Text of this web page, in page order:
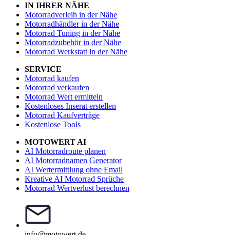
IN IHRER NÄHE
Motorradverleih in der Nähe
Motorradhändler in der Nähe
Motorrad Tuning in der Nähe
Motorradzubehör in der Nähe
Motorrad Werkstatt in der Nähe
SERVICE
Motorrad kaufen
Motorrad verkaufen
Motorrad Wert ermitteln
Kostenloses Inserat erstellen
Motorrad Kaufverträge
Kostenlose Tools
MOTOWERT AI
AI Motorradroute planen
AI Motorradnamen Generator
AI Wertermittlung ohne Email
Kreative AI Motorrad Sprüche
Motorrad Wertverlust berechnen